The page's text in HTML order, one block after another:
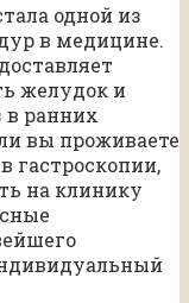
одной из
в медицине.
желудок и
в ранних
вы проживаете
гастроскопии,
на клинику